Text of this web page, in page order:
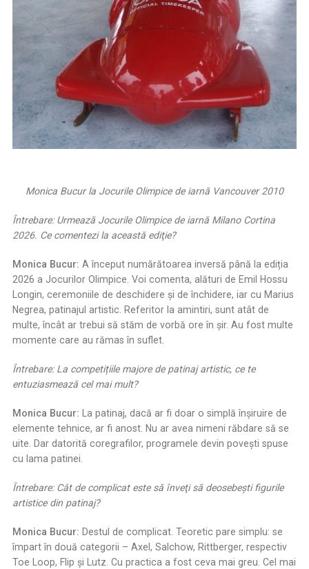
Monica Bucur la Jocurile Olimpice de iarnă Vancouver 2010
Întrebare: Urmează Jocurile Olimpice de iarnă Milano Cortina
2026. Ce comentezi la această ediţie?
Monica Bucur: A început numărătoarea inversă până la ediția
2026 a Jocurilor Olimpice. Voi comenta, alături de Emil Hossu
Longin, ceremoniile de deschidere și de închidere, iar cu Marius
Negrea, patinajul artistic. Referitor la amintiri, sunt atât de
multe, încât ar trebui să stăm de vorbă ore în șir. Au fost multe
momente care au rămas în suflet.
Întrebare: La competițiile majore de patinaj artistic, ce te
entuziasmează cel mai mult?
Monica Bucur: La patinaj, dacă ar fi doar o simplă înșiruire de
elemente tehnice, ar fi anost. Nu ar avea nimeni răbdare să se
uite. Dar datorită coregrafilor, programele devin povești spuse
cu lama patinei.
Întrebare: Cât de complicat este să înveţi să deosebeşti figurile
artistice din patinaj?
Monica Bucur: Destul de complicat. Teoretic pare simplu: se
împart în două categorii – Axel, Salchow, Rittberger, respectiv
Toe Loop, Flip și Lutz. Cu practica a fost ceva mai greu. Cel mai